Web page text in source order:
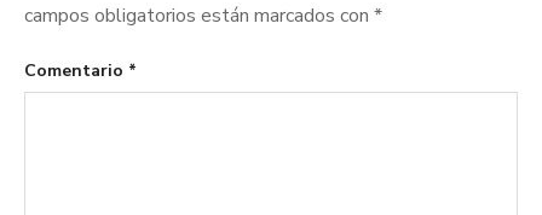
campos obligatorios están marcados con *
Comentario *